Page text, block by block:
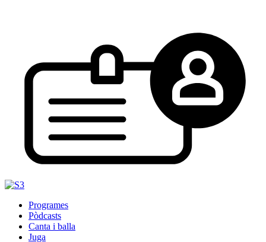
Programes
Pòdcasts
Canta i balla
Juga